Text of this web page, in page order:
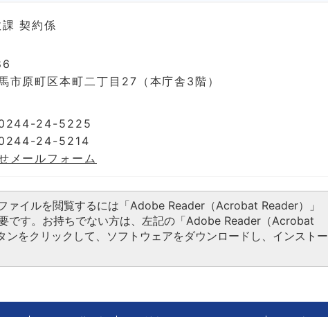
契約係
市原町区本町二丁目27（本庁舎3階）
0244-24-5225
0244-24-5214
メールフォーム
ァイルを閲覧するには「Adobe Reader（Acrobat Reader）」
です。お持ちでない方は、左記の「Adobe Reader（Acrobat
ンをクリックして、ソフトウェアをダウンロードし、インストー